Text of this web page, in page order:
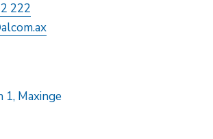
222
1, Maxinge